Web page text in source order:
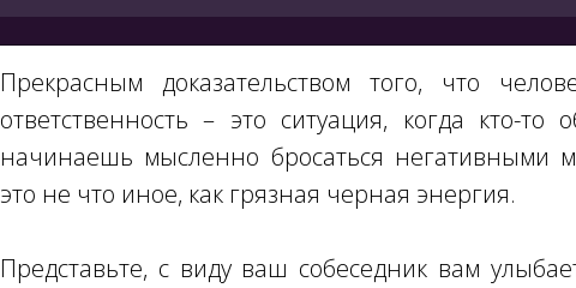
Прекрасным доказательством того, что
ответственность – это ситуация, когда кто-
начинаешь мысленно бросаться негативными
это не что иное, как грязная черная энергия.
Представьте, с виду ваш собеседник вам